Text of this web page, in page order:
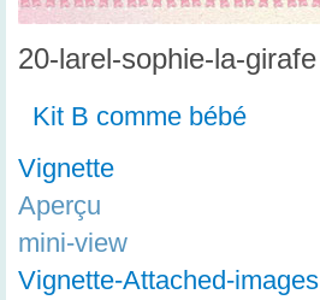
20-larel-sophie-la-girafe
Kit B comme bébé
Vignette
Aperçu
mini-view
Vignette-Attached-images